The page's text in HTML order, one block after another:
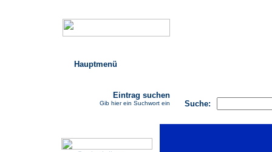
Hauptmenü
Suche:
Eintrag suchen
Gib hier ein Suchwort ein